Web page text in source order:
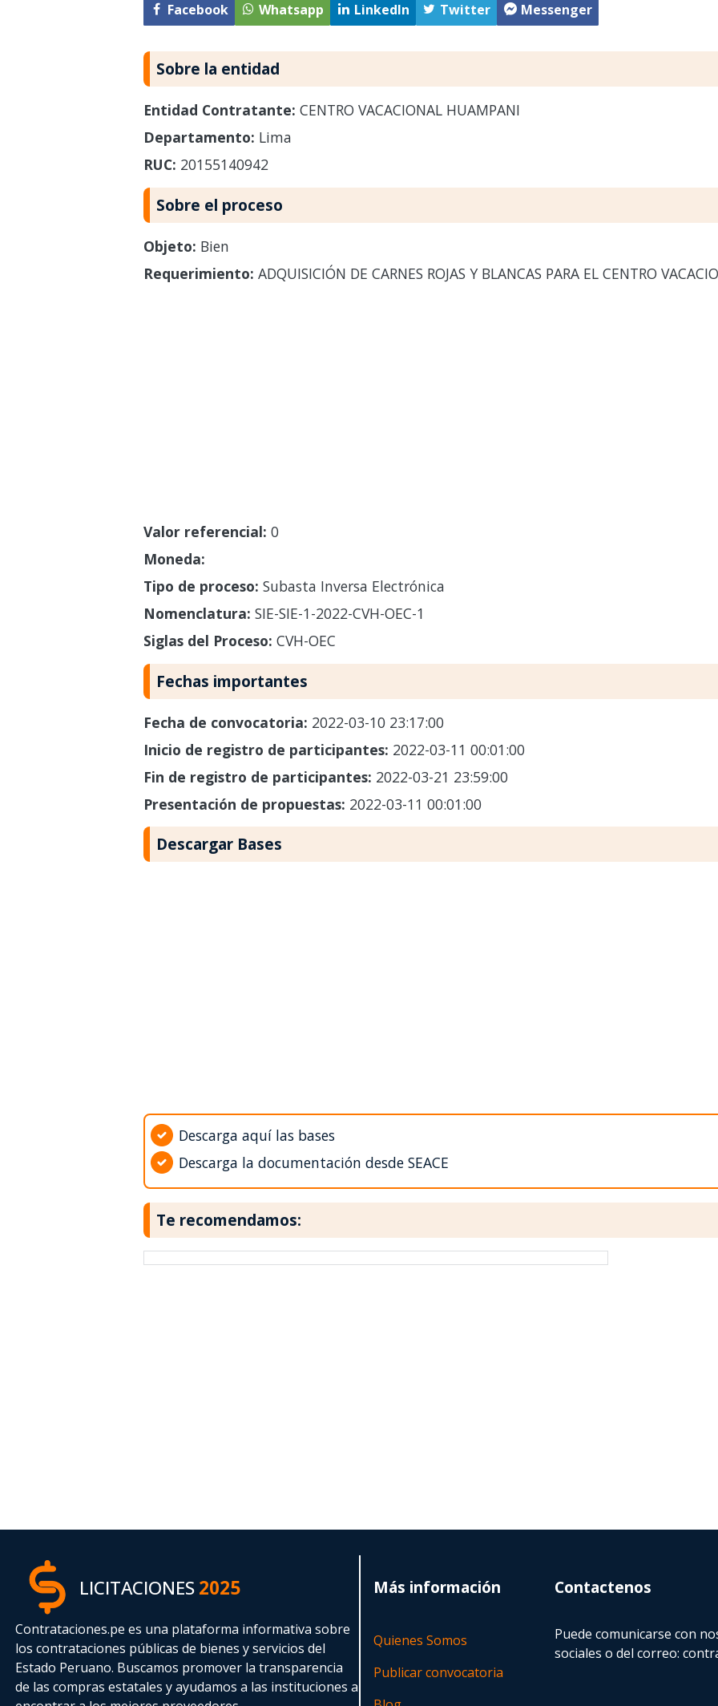
Facebook Whatsapp LinkedIn Twitter Messenger
Sobre la entidad
Entidad Contratante: CENTRO VACACIONAL HUAMPANI
Departamento: Lima
RUC: 20155140942
Sobre el proceso
Objeto: Bien
Requerimiento: ADQUISICIÓN DE CARNES ROJAS Y BLANCAS PARA EL CENTRO
Valor referencial: 0
Moneda:
Tipo de proceso: Subasta Inversa Electrónica
Nomenclatura: SIE-SIE-1-2022-CVH-OEC-1
Siglas del Proceso: CVH-OEC
Fechas importantes
Fecha de convocatoria: 2022-03-10 23:17:00
Inicio de registro de participantes: 2022-03-11 00:01:00
Fin de registro de participantes: 2022-03-21 23:59:00
Presentación de propuestas: 2022-03-11 00:01:00
Descargar Bases
Descarga aquí las bases
Descarga la documentación desde SEACE
Te recomendamos:
LICITACIONES2025
Contrataciones.pe es una plataforma informativa sobre
los contrataciones públicas de bienes y servicios del
Estado Peruano. Buscamos promover la transparencia
de las compras estatalesy ayudamos a las instituciones a
Más información
Quienes Somos
Publicar convocatoria
Contactenos
Puede comunicarse con
sociales o del correo: